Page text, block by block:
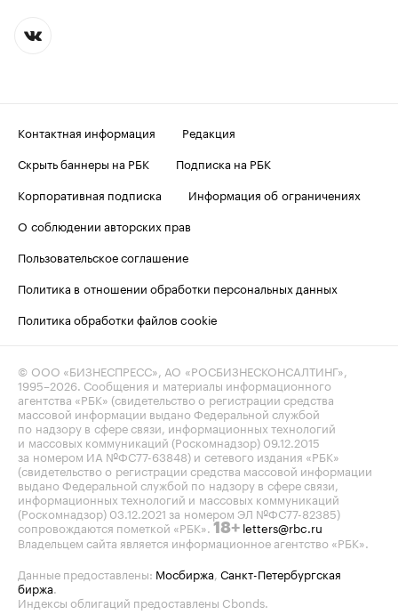
Контактная информация
Редакция
Скрыть баннеры на РБК
Подписка на РБК
Корпоративная подписка
Информация об ограничениях
О соблюдении авторских прав
Пользовательское соглашение
Политика в отношении обработки персональных данных
Политика обработки файлов cookie
© ООО «БИЗНЕСПРЕСС», АО «РОСБИЗНЕСКОНСАЛТИНГ»,
1995–2026 . Сообщения и материалы информационного
агентства «РБК» (свидетельство о регистрации средства
массовой информации выдано Федеральной службой
по надзору в сфере связи, информационных технологий
и массовых коммуникаций (Роскомнадзор) 09.12.2015
за номером ИА №ФС77-63848) и сетевого издания «РБК»
(свидетельство о регистрации средства массовой информации
выдано Федеральной службой по надзору в сфере связи,
информационных технологий и массовых коммуникаций
(Роскомнадзор) 03.12.2021 за номером ЭЛ №ФС77-82385)
сопровождаются пометкой «РБК». 18+ letters@rbc.ru
Владельцем сайта является информационное агентство «РБК».
Данные предоставлены: Мосбиржа Санкт-Петербургская
биржа
Индексы облигаций предоставлены Cbonds.